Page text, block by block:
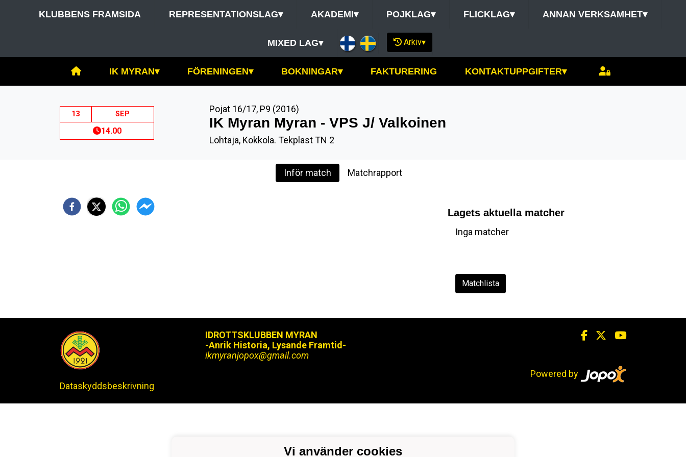
KLUBBENS FRAMSIDA REPRESENTATIONSLAG▾ AKADEMI▾ POJKLAG▾ FLICKLAG▾ ANNAN VERKSAMHET▾
MIXED LAG▾ Arkiv▾
IK MYRAN▾ FÖRENINGEN▾ BOKNINGAR▾ FAKTURERING KONTAKTUPPGIFTER▾
13 SEP
14.00
Pojat 16/17, P9 (2016)
IK Myran Myran - VPS J/ Valkoinen
Lohtaja, Kokkola. Tekplast TN 2
Inför match Matchrapport
Lagets aktuella matcher
Inga matcher
Matchlista
Dataskyddsbeskrivning
IDROTTSKLUBBEN MYRAN
-Anrik Historia, Lysande Framtid-
ikmyranjopox@gmail.com
Powered by
Vi använder cookies